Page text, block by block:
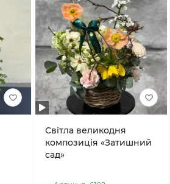
Світла великодня
композиція «Затишний
сад»